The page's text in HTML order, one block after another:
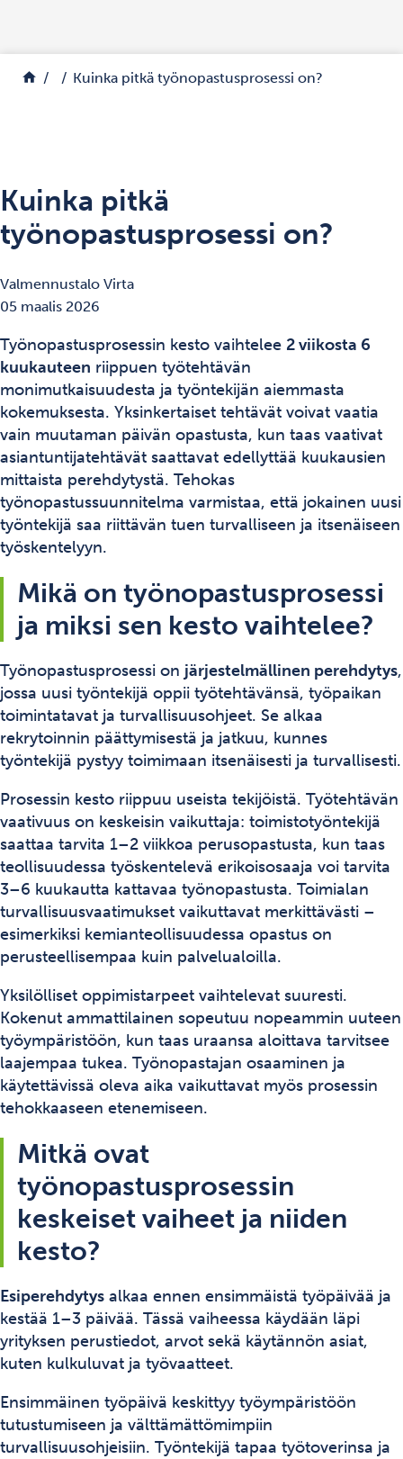
Palaa etusivulle
Kuinka pitkä työnopastusprosessi on?
Kuinka pitkä
työnopastusprosessi on?
Valmennustalo Virta
05 maalis 2026
Työnopastusprosessin kesto vaihtelee 2 viikosta 6
kuukauteen riippuen työtehtävän
monimutkaisuudesta ja työntekijän aiemmasta
kokemuksesta. Yksinkertaiset tehtävät voivat vaatia
vain muutaman päivän opastusta, kun taas vaativat
asiantuntijatehtävät saattavat edellyttää kuukausien
mittaista perehdytystä. Tehokas
työnopastussuunnitelma varmistaa, että jokainen uusi
työntekijä saa riittävän tuen turvalliseen ja itsenäiseen
työskentelyyn.
Mikä on työnopastusprosessi
ja miksi sen kesto vaihtelee?
Työnopastusprosessi on järjestelmällinen perehdytys,
jossa uusi työntekijä oppii työtehtävänsä, työpaikan
toimintatavat ja turvallisuusohjeet. Se alkaa
rekrytoinnin päättymisestä ja jatkuu, kunnes
työntekijä pystyy toimimaan itsenäisesti ja turvallisesti.
Prosessin kesto riippuu useista tekijöistä. Työtehtävän
vaativuus on keskeisin vaikuttaja: toimistotyöntekijä
saattaa tarvita 1–2 viikkoa perusopastusta, kun taas
teollisuudessa työskentelevä erikoisosaaja voi tarvita
3–6 kuukautta kattavaa työnopastusta. Toimialan
turvallisuusvaatimukset vaikuttavat merkittävästi –
esimerkiksi kemianteollisuudessa opastus on
perusteellisempaa kuin palvelualoilla.
Yksilölliset oppimistarpeet vaihtelevat suuresti.
Kokenut ammattilainen sopeutuu nopeammin uuteen
työympäristöön, kun taas uraansa aloittava tarvitsee
laajempaa tukea. Työnopastajan osaaminen ja
käytettävissä oleva aika vaikuttavat myös prosessin
tehokkaaseen etenemiseen.
Mitkä ovat
työnopastusprosessin
keskeiset vaiheet ja niiden
kesto?
Esiperehdytys alkaa ennen ensimmäistä työpäivää ja
kestää 1–3 päivää. Tässä vaiheessa käydään läpi
yrityksen perustiedot, arvot sekä käytännön asiat,
kuten kulkuluvat ja työvaatteet.
Ensimmäinen työpäivä keskittyy työympäristöön
tutustumiseen ja välttämättömimpiin
turvallisuusohjeisiin. Työntekijä tapaa työtoverinsa ja